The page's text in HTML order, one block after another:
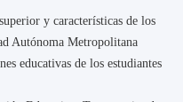
y características de los
Autónoma Metropolitana
educativas de los estudiantes